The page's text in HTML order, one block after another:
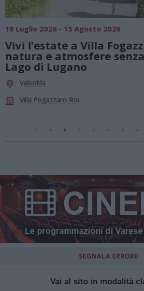
18 Luglio 2026 - 15 Agosto 2026
Vivi l’estate a Villa
natura e atmosfere
Lago di Lugano
Valsolda
Villa Fogazzaro Roi
SEGNALA ERRORE
Vai al sito in modalità